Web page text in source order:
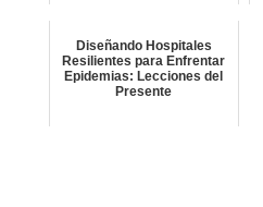
Diseñando Hospitales
Resilientes para Enfrentar
Epidemias: Lecciones del
Presente